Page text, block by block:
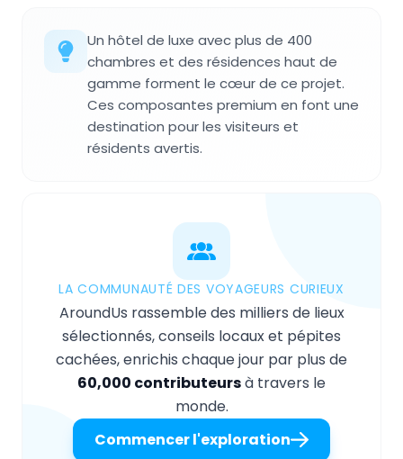
Un hôtel de luxe avec plus de 400
chambres et des résidences haut de
gamme forment le cœur de ce projet.
Ces composantes premium en font une
destination pour les visiteurs et
résidents avertis.
LA COMMUNAUTÉ DES VOYAGEURS CURIEUX
AroundUs rassemble des milliers de lieux
sélectionnés, conseils locaux et pépites
cachées, enrichis chaque jour par plus de
60,000 contributeursà travers le
monde.
Commencer l'exploration